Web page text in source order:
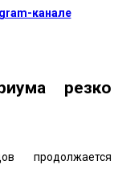
канале
резко
продолжается